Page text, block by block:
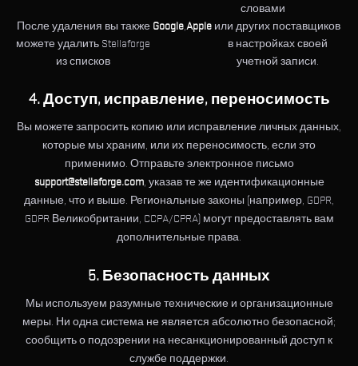
словами
После удаления вы также
можете удалить Stellaforge
из списков
Google,Apple или других поставщиков
в настройках своей
учетной записи.
4. Доступ, исправление, переносимость
Вы можете запросить копию или исправление личных данных,
которые мы храним, или их переносимость, если это
применимо. Отправьте электронное письмо
support@stellaforge.com, указав те же идентификационные
данные, что и выше. Региональные законы (например, GDPR,
GDPR Великобритании, CCPA/CPRA) могут предоставлять вам
дополнительные права.
5. Безопасность данных
Мы используем разумные технические и организационные
меры. Ни одна система не является абсолютно безопасной;
сообщить о подозрении на несанкционированный доступ к
службе поддержки.